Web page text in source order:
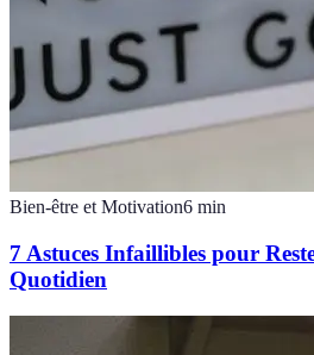
Bien-être et Motivation6 min
7 Astuces Infaillibles pour
Quotidien